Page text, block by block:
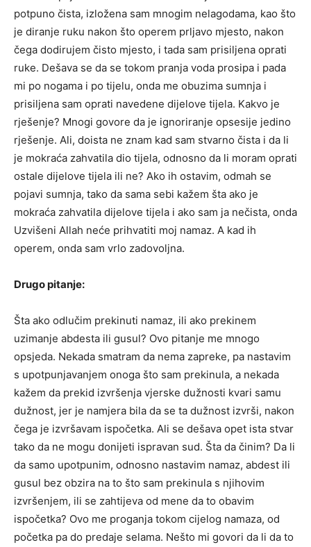
potpuno čista, izložena sam mnogim nelagodama, kao što
je diranje ruku nakon što operem prljavo mjesto, nakon
čega dodirujem čisto mjesto, i tada sam prisiljena oprati
ruke. Dešava se da se tokom pranja voda prosipa i pada
mi po nogama i po tijelu, onda me obuzima sumnja i
prisiljena sam oprati navedene dijelove tijela. Kakvo je
rješenje? Mnogi govore da je ignoriranje opsesije jedino
rješenje. Ali, doista ne znam kad sam stvarno čista i da li
je mokraća zahvatila dio tijela, odnosno da li moram oprati
ostale dijelove tijela ili ne? Ako ih ostavim, odmah se
pojavi sumnja, tako da sama sebi kažem šta ako je
mokraća zahvatila dijelove tijela i ako sam ja nečista, onda
Uzvišeni Allah neće prihvatiti moj namaz. A kad ih
operem, onda sam vrlo zadovoljna.
Drugo pitanje:
Šta ako odlučim prekinuti namaz, ili ako prekinem
uzimanje abdesta ili gusul? Ovo pitanje me mnogo
opsjeda. Nekada smatram da nema zapreke, pa nastavim
s upotpunjavanjem onoga što sam prekinula, a nekada
kažem da prekid izvršenja vjerske dužnosti kvari samu
dužnost, jer je namjera bila da se ta dužnost izvrši, nakon
čega je izvršavam ispočetka. Ali se dešava opet ista stvar
tako da ne mogu donijeti ispravan sud. Šta da činim? Da li
da samo upotpunim, odnosno nastavim namaz, abdest ili
gusul bez obzira na to što sam prekinula s njihovim
izvršenjem, ili se zahtijeva od mene da to obavim
ispočetka? Ovo me proganja tokom cijelog namaza, od
početka pa do predaje selama. Nešto mi govori da li da to